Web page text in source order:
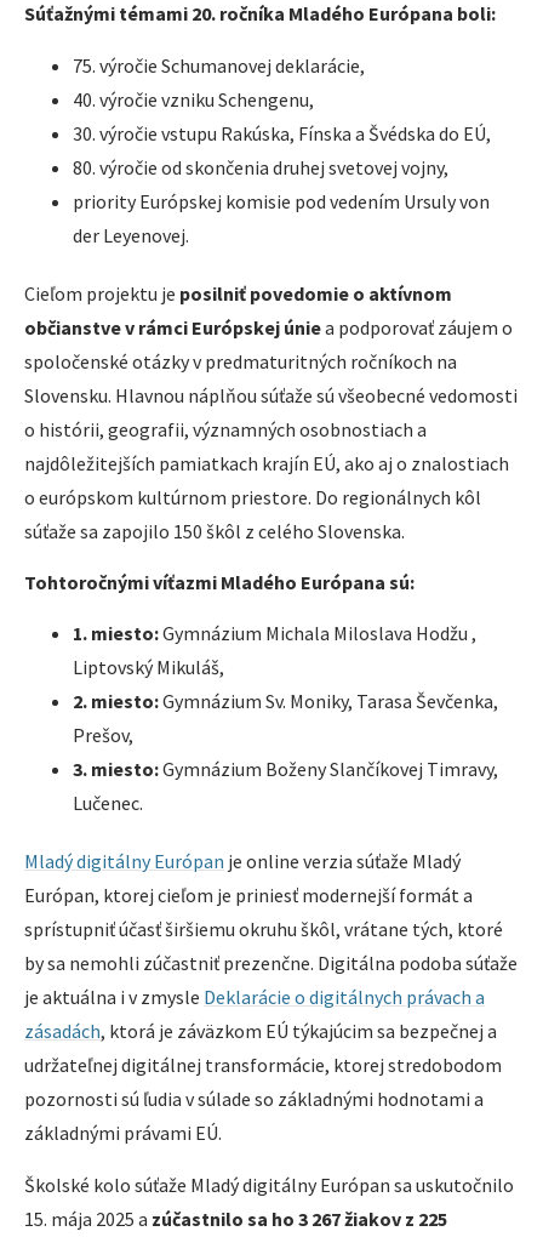
Súťažnými témami 20. ročníka Mladého Európana boli:
75. výročie Schumanovej deklarácie,
40. výročie vzniku Schengenu,
30. výročie vstupu Rakúska, Fínska a Švédska do EÚ,
80. výročie od skončenia druhej svetovej vojny,
priority Európskej komisie pod vedením Ursuly von
der Leyenovej.
Cieľom projektu je posilniť povedomie o aktívnom
občianstve v rámci Európskej úniea podporovať záujem o
spoločenské otázky v predmaturitných ročníkoch na
Slovensku. Hlavnou náplňou súťaže sú všeobecné vedomosti
o histórii, geografii, významných osobnostiach a
najdôležitejších pamiatkach krajín EÚ, ako aj o znalostiach
o európskom kultúrnom priestore. Do regionálnych kôl
súťaže sa zapojilo 150 škôl z celého Slovenska.
Tohtoročnými víťazmi Mladého Európana sú:
1. miesto:Gymnázium Michala Miloslava Hodžu ,
Liptovský Mikuláš,
2. miesto:Gymnázium Sv. Moniky, Tarasa Ševčenka,
Prešov,
3. miesto:Gymnázium Boženy Slančíkovej Timravy,
Lučenec.
Mladý digitálny Európan je online verzia súťaže Mladý
Európan, ktorej cieľom je priniesť modernejší formát a
sprístupniť účasť širšiemu okruhu škôl, vrátane tých, ktoré
by sa nemohli zúčastniť prezenčne. Digitálna podoba súťaže
je aktuálna i v zmysle Deklarácie o digitálnych právach a
zásadách, ktorá je záväzkom EÚ týkajúcim sa bezpečnej a
udržateľnej digitálnej transformácie, ktorej stredobodom
pozornosti sú ľudia v súlade so základnými hodnotami a
základnými právami EÚ.
Školské kolo súťaže Mladý digitálny Európan sa uskutočnilo
15. mája 2025 a zúčastnilo sa ho 3 267 žiakov z 225